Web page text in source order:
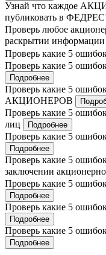
Узнай что каждое
публиковать в
Проверь любое
раскрытии информации
Проверь какие 5
Проверь какие 5
Подробнее
Проверь какие 5
АКЦИОНЕРОВ
Проверь какие 5
лиц
Подробнее
Проверь какие 5
Подробнее
Проверь какие 5
заключении
Проверь какие 5
Подробнее
Проверь какие 5
Подробнее
Проверь какие 5
Подробнее